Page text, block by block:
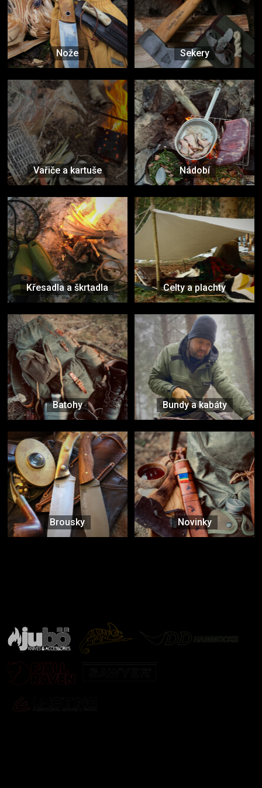
Nože Sekery
Vařiče a kartuše Nádobí
Křesadla a škrtadla Celty a plachty
Batohy Bundy a kabáty
Brousky Novinky